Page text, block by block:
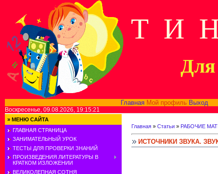
Т И
Для
Главная Мой профиль Выход
Воскресенье, 09.08.2026, 19:15:21
» МЕНЮ САЙТА
ГЛАВНАЯ СТРАНИЦА
ЗАНИМАТЕЛЬНЫЙ УРОК
ТЕСТЫ ДЛЯ ПРОВЕРКИ ЗНАНИЙ
ПРОИЗВЕДЕНИЯ ЛИТЕРАТУРЫ В
КРАТКОМ ИЗЛОЖЕНИИ
ВЕЛИКОЛЕПНАЯ СОТНЯ
Главная » Статьи » РАБОЧИЕ
ИСТОЧНИКИ ЗВУКА.